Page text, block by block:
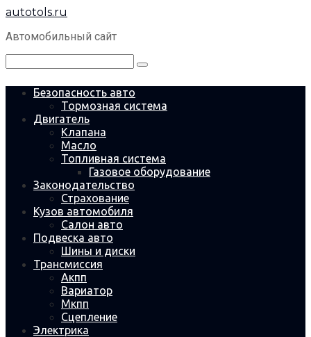
Перейти
контенту
autotols.ru
Автомобильный сайт
Безопасность авто
Тормозная система
Двигатель
Клапана
Масло
Топливная система
Газовое оборудование
Законодательство
Страхование
Кузов автомобиля
Салон авто
Подвеска авто
Шины и диски
Трансмиссия
Акпп
Вариатор
Мкпп
Сцепление
Электрика